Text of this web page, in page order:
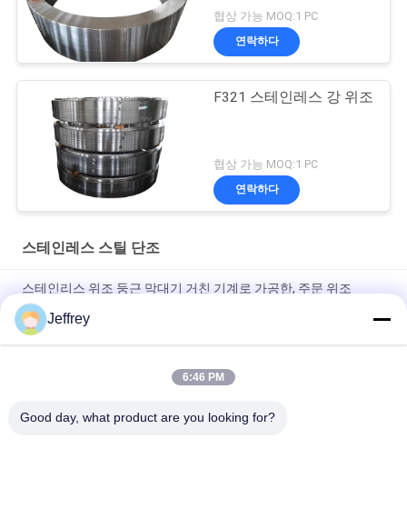
협상 가능 MOQ:1 PC
연락하다
F321 스테인레스 강 위조
협상 가능 MOQ:1 PC
연락하다
스테인레스 스틸 단조
스테인리스 위조 둥근 막대기 거친 기계로 가공한, 주문 위조
주문을 받아서 만들어지는 ASTM ASME F316 F306L S31608
SUS316 스테인리스 위조된 원판
기계로 가공되는 SA182-F304 스테인리스 위조 막대기 해결책과
Jeffrey
6:46 PM
Good day, what product are you looking for?